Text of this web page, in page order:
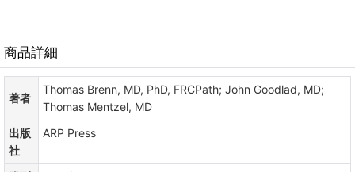
商品詳細
著者
Thomas Brenn, MD, PhD, FRCPath; John Goodlad, MD;
Thomas Mentzel, MD
出版
社
ARP Press